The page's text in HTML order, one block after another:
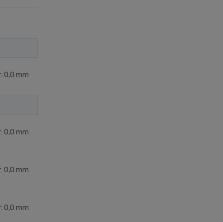
0,0 mm
0,0 mm
0,0 mm
0,0 mm